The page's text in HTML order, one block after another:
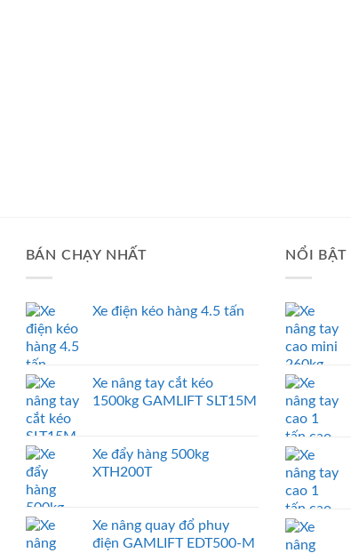
BÁN CHẠY NHẤT
Xe điện kéo hàng 4.5 tấn
Xe nâng tay cắt kéo
1500kg GAMLIFT SLT15M
Xe đẩy hàng 500kg
XTH200T
Xe nâng quay đổ phuy
điện GAMLIFT EDT500-M
NỔI BẬT